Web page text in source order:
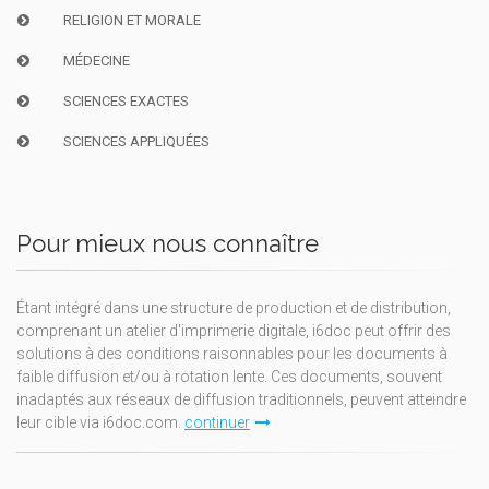
RELIGION ET MORALE
MÉDECINE
SCIENCES EXACTES
SCIENCES APPLIQUÉES
Pour mieux nous connaître
Étant intégré dans une structure de production et de distribution,
comprenant un atelier d'imprimerie digitale, i6doc peut offrir des
solutions à des conditions raisonnables pour les documents à
faible diffusion et/ou à rotation lente. Ces documents, souvent
inadaptés aux réseaux de diffusion traditionnels, peuvent atteindre
leur cible via i6doc.com. continuer